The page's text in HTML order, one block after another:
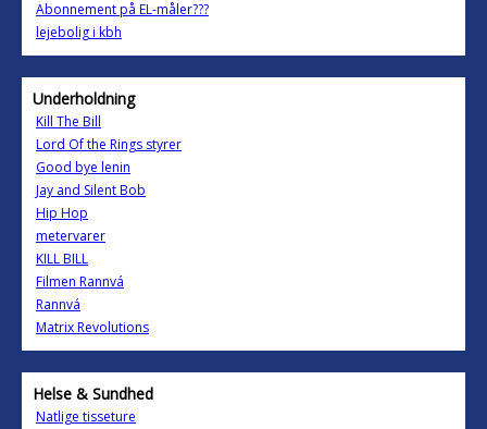
Abonnement på EL-måler???
lejebolig i kbh
Underholdning
Kill The Bill
Lord Of the Rings styrer
Good bye lenin
Jay and Silent Bob
Hip Hop
metervarer
KILL BILL
Filmen Rannvá
Rannvá
Matrix Revolutions
Helse & Sundhed
Natlige tisseture